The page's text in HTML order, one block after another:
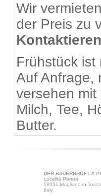
Wir
der Preis zu
Frühstück ist
Auf Anfrage,
versehen
Milch, Tee,
Butter.
DER BAUERNHOF LA
Località Pereta
58051 Magliano in
Italy